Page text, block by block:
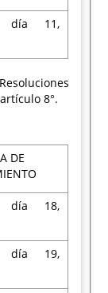
día 11,
8°.
DE
día 18,
día 19,